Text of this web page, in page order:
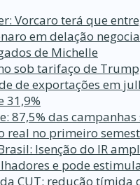
Vorcaro terá que
em delação
de Michelle
sob tarifaço de
de exportações em
31,9%
87,5% das
real no primeiro
Isenção do IR
e pode
CUT: redução tímida